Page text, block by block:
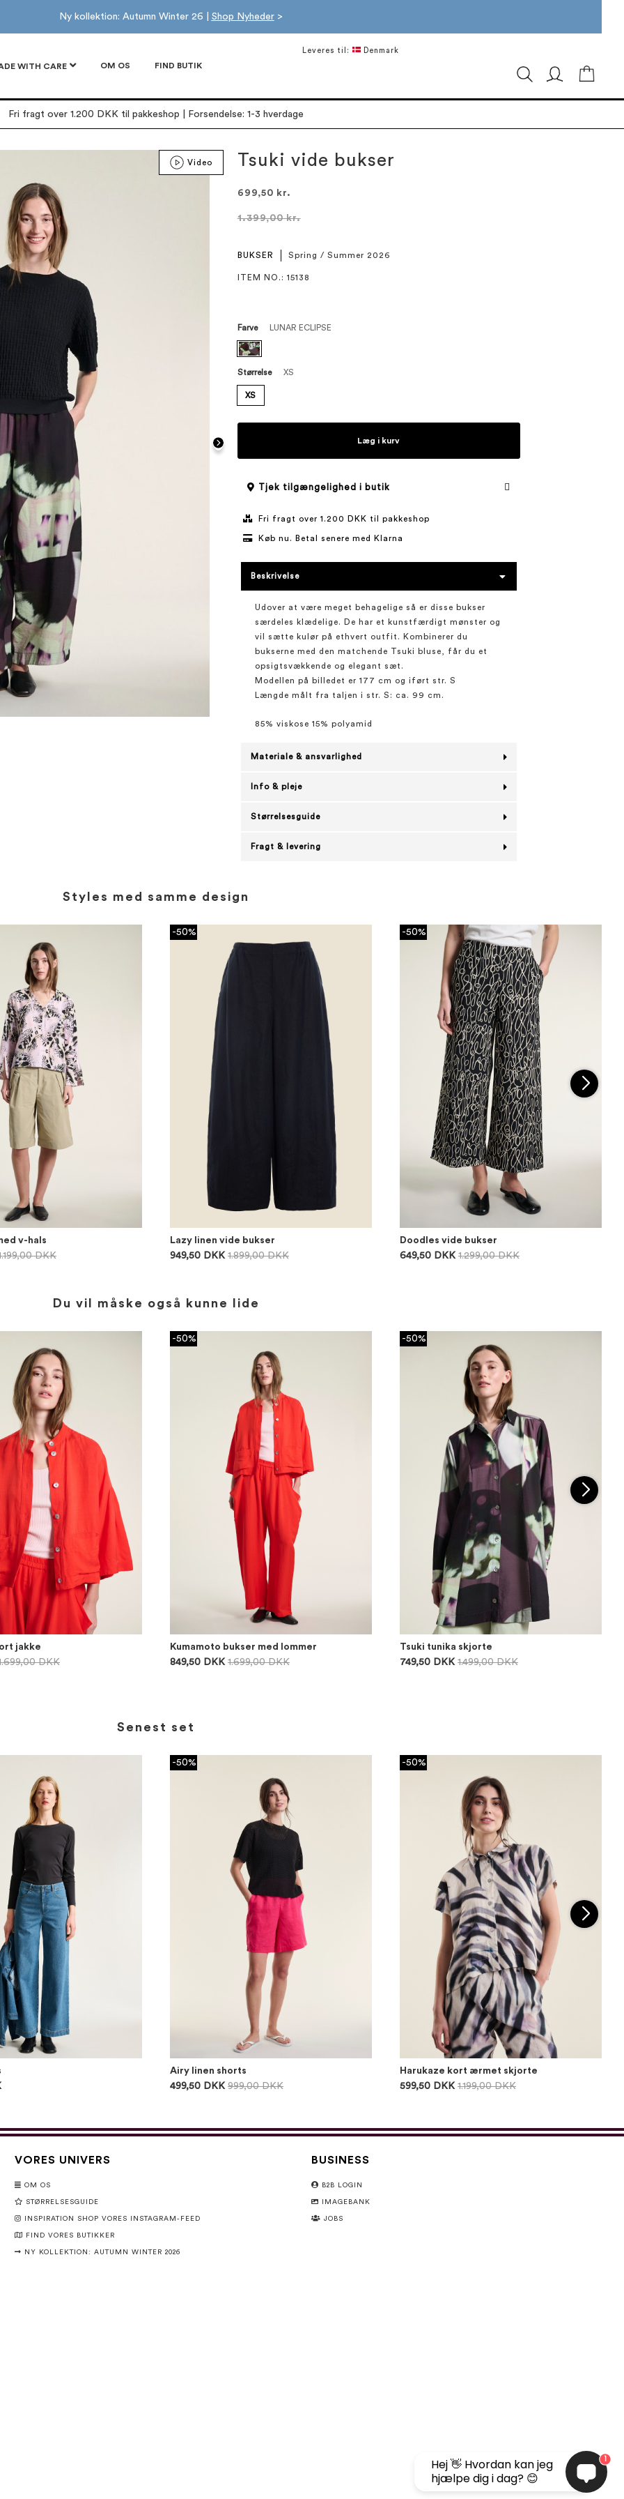
Ny kollektion: Autumn Winter 26 | Shop Nyheder>
WITH CARE OM OS FIND BUTIK
Leveres til: Denmark
Fri fragt over 1.200 DKK til pakkeshop | Forsendelse: 1-3 hverdage
Video Tsuki vide bukser
699,50 kr.
1.399,00 kr.
BUKSER Spring / Summer 2026
ITEM NO. : 15138
Farve LUNAR ECLIPSE
Størrelse XS
XS
Læg i kurv
Tjek tilgængelighed i butik
Fri fragt over 1.200 DKK til pakkeshop
Køb nu. Betal senere med Klarna
Beskrivelse
Udover at være meget behagelige så er disse bukser
særdeles klædelige. De har et kunstfærdigt mønster og
vil sætte kulør på ethvert outfit. Kombinerer du
bukserne med den matchende Tsuki bluse, får du et
opsigtsvækkende og elegant sæt.
Modellen på billedet er 177 cm og iført str. S
Længde målt fra taljen i str. S: ca. 99 cm.
85% viskose 15% polyamid
Materiale & ansvarlighed
Info & pleje
Størrelsesguide
Fragt & levering
Styles med samme design
v-hals
DKK
-50%
Lazy linen vide bukser
949,50 DKK 1.899,00 DKK
-50%
Doodles vide bukser
649,50 DKK 1.299,00 DKK
Du vil måske også kunne lide
jakke
DKK
-50%
Kumamoto bukser med lommer
849,50 DKK 1.699,00 DKK
-50%
Tsuki tunika skjorte
749,50 DKK 1.499,00 DKK
Senest set
-50%
Airy linen shorts
499,50 DKK 999,00 DKK
-50%
Harukaze kort ærmet skjorte
599,50 DKK 1.199,00 DKK
VORES UNIVERS
OM OS
STØRRELSESGUIDE
INSPIRATION SHOP VORES INSTAGRAM-FEED
FIND VORES BUTIKKER
NY KOLLEKTION: AUTUMN WINTER 2026
BUSINESS
B2B LOGIN
IMAGEBANK
JOBS
Hej 👋 Hvordan kan jeg
hjælpe dig i dag? 😊
1